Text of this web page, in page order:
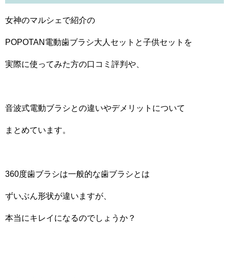
女神のマルシェで紹介の
POPOTAN電動歯ブラシ大人セットと子供セットを
実際に使ってみた方の口コミ評判や、
音波式電動ブラシとの違いやデメリットについて
まとめています。
360度歯ブラシは一般的な歯ブラシとは
ずいぶん形状が違いますが、
本当にキレイになるのでしょうか？